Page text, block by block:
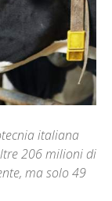
italiana
206 milioni di
ma solo 49